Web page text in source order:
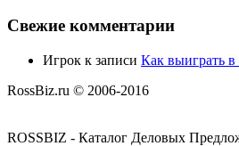
Свежие комментарии
Игрок к записи Как выиграть в
RossBiz.ru © 2006-2016
ROSSBIZ - Каталог Деловых